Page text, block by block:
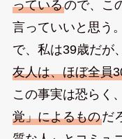
っているので、こ
言っていいと思う
で、私は39歳だが、
友人は、ほぼ全員
この事実は恐らく、
覚」によるものだ